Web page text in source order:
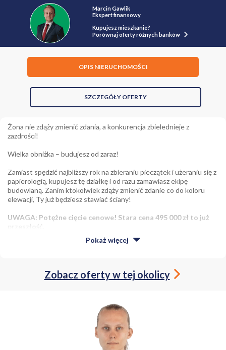
Marcin Gawlik
Ekspert finansowy
Kupujesz mieszkanie?
Porównaj oferty różnych banków
OPIS NIERUCHOMOŚCI
SZCZEGÓŁY OFERTY
Żona nie zdąży zmienić zdania, a konkurencja zbielednieje z
zazdrości!
Wielka obniżka – budujesz od zaraz!
Zamiast spędzić najbliższy rok na zbieraniu pieczątek i użeraniu się z
papierologią, kupujesz tę działkę i od razu zamawiasz ekipę
budowlaną. Zanim ktokolwiek zdąży zmienić zdanie co do koloru
elewacji, Ty już będziesz stawiać ściany!
UWAGA: Potężne cięcie cenowe! Stara cena 495 000 zł to już
przeszłość.
Teraz ta gotowa do budowy działka może być Twoja za jedyne
domów jednorodzinnych).
Przy nowej cenie płacisz zaledwie248,29 zł za m²– w tej lokalizacji,
Dlaczego ta działka to strzał w dziesiątkę?
Święty spokój w pakiecie: Dla działki zostało już wydane
aktualne pozwolenie na budowę nr 195/25. Omijasz
urzędową drogę przez mękę. Wchodzisz z gotowym
Pokaż więcej
Zobacz oferty w tej okolicy